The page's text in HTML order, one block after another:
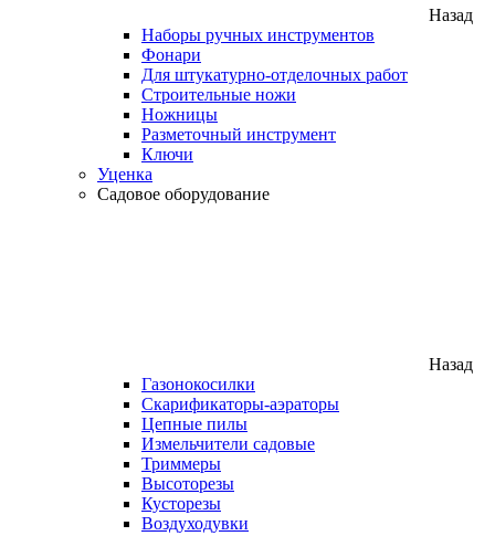
Назад
Наборы ручных инструментов
Фонари
Для штукатурно-отделочных работ
Строительные ножи
Ножницы
Разметочный инструмент
Ключи
Уценка
Садовое оборудование
Назад
Газонокосилки
Скарификаторы-аэраторы
Цепные пилы
Измельчители садовые
Триммеры
Высоторезы
Кусторезы
Воздуходувки